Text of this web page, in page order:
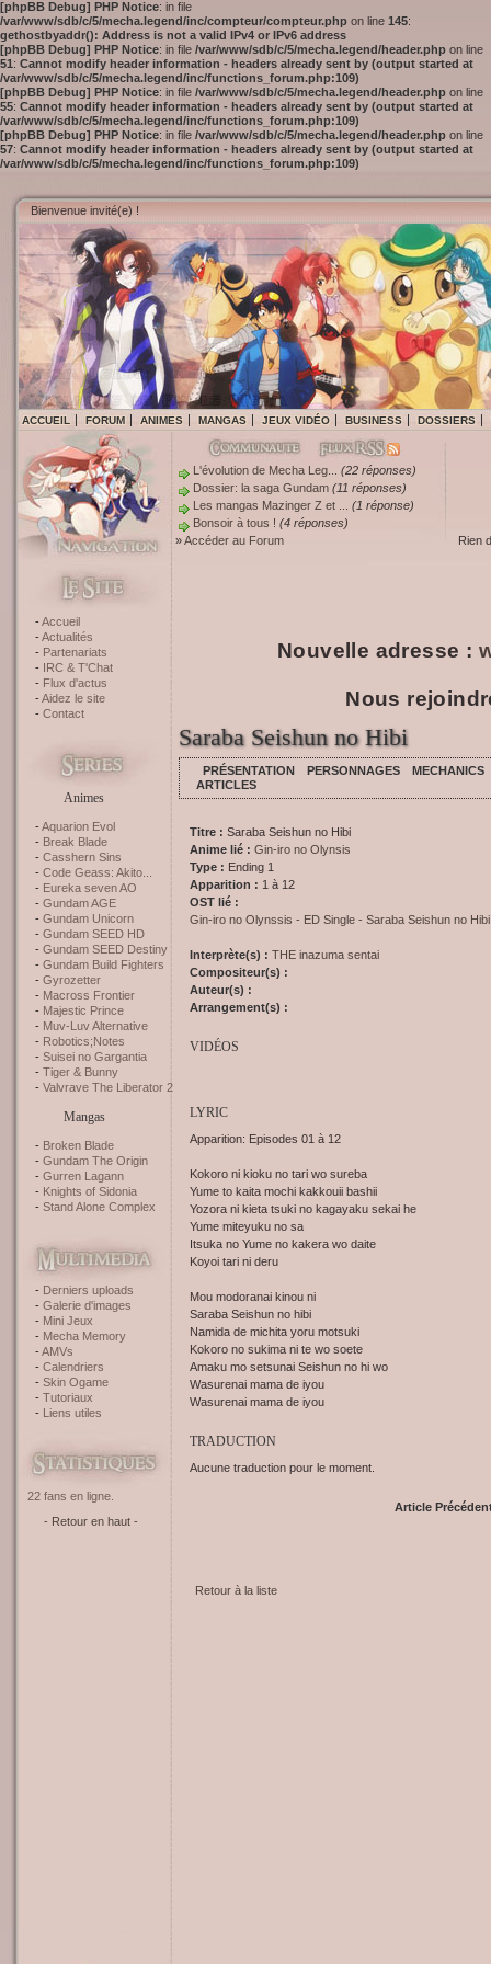
[phpBB Debug] PHP Notice: in file
/var/www/sdb/c/5/mecha.legend/inc/compteur/compteur.php on line 145:
gethostbyaddr(): Address is not a valid IPv4 or IPv6 address
[phpBB Debug] PHP Notice: in file /var/www/sdb/c/5/mecha.legend/header.php on line
51: Cannot modify header information - headers already sent by (output started at
/var/www/sdb/c/5/mecha.legend/inc/functions_forum.php:109)
[phpBB Debug] PHP Notice: in file /var/www/sdb/c/5/mecha.legend/header.php on line
55: Cannot modify header information - headers already sent by (output started at
/var/www/sdb/c/5/mecha.legend/inc/functions_forum.php:109)
[phpBB Debug] PHP Notice: in file /var/www/sdb/c/5/mecha.legend/header.php on line
57: Cannot modify header information - headers already sent by (output started at
/var/www/sdb/c/5/mecha.legend/inc/functions_forum.php:109)
Bienvenue invité(e) !
ACCUEIL FORUM ANIMES MANGAS JEUX VIDÉO BUSINESS DOSSIERS
L'évolution de Mecha Leg...
(22 réponses)
Dossier: la saga Gundam (11 réponses)
Les mangas Mazinger Z et ...
(1 réponse)
Bonsoir à tous ! (4 réponses)
»Accéder au Forum Rien
Accueil
Actualités
Partenariats
IRC & T'Chat
Flux d'actus
Aidez le site
Contact
Animes
Aquarion Evol
Break Blade
Casshern Sins
Code Geass: Akito...
Eureka seven AO
Gundam AGE
Gundam Unicorn
Gundam SEED HD
Gundam SEED Destiny
Gundam Build Fighters
Gyrozetter
Macross Frontier
Majestic Prince
Muv-Luv Alternative
Robotics;Notes
Suisei no Gargantia
Tiger & Bunny
Valvrave The Liberator 2
Mangas
Broken Blade
Gundam The Origin
Gurren Lagann
Knights of Sidonia
Stand Alone Complex
Derniers uploads
Galerie d'images
Mini Jeux
Mecha Memory
AMVs
Calendriers
Skin Ogame
Tutoriaux
Liens utiles
22 fans en ligne.
- Retour en haut -
Nouvelle adresse :
Nous
Saraba Seishun no Hibi
PRÉSENTATION PERSONNAGES
MECHANICS
ARTICLES
Titre : Saraba Seishun no Hibi
Anime lié : Gin-iro no Olynsis
Type : Ending 1
Apparition : 1 à 12
OST lié :
Gin-iro no Olynssis - ED Single - Saraba Seishun no Hibi
Interprète(s) : THE inazuma sentai
Compositeur(s) :
Auteur(s) :
Arrangement(s) :
VIDÉOS
LYRIC
Apparition: Episodes 01 à 12
Kokoro ni kioku no tari wo sureba
Yume to kaita mochi kakkouii bashii
Yozora ni kieta tsuki no kagayaku sekai he
Yume miteyuku no sa
Itsuka no Yume no kakera wo daite
Koyoi tari ni deru
Mou modoranai kinou ni
Saraba Seishun no hibi
Namida de michita yoru motsuki
Kokoro no sukima ni te wo soete
Amaku mo setsunai Seishun no hi wo
Wasurenai mama de iyou
Wasurenai mama de iyou
TRADUCTION
Aucune traduction pour le moment.
Article
Retour à la liste